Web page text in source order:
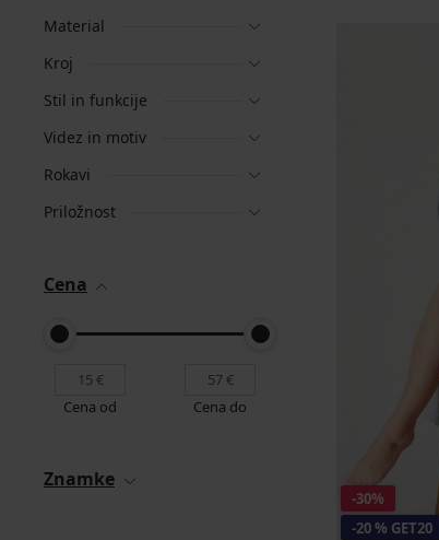
Material
Kroj
Stil in funkcije
Videz in motiv
Rokavi
Priložnost
Cena
Cena od Cena do
Znamke
-30%
-20 % GET20